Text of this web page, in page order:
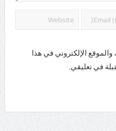
الإلكتروني في هذا
في تعليقي.